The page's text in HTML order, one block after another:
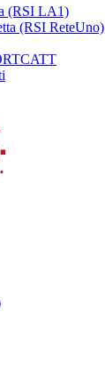
(RSI LA1)
(RSI ReteUno)